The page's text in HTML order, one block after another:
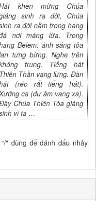
khen mừng Chúa
sinh ra đời, Chúa
ra đời nằm trong hang
nơi máng lừa. Trong
Belem: ánh sáng tỏa
tưng bừng. Nghe trên
trung. Tiếng hát
Thiên Thần vang lừng. Đàn
(réo rắt tiếng hát).
ca (dư âm vang xa).
Chúa Thiên Tòa giáng
vì ta …
" dùng để đánh dấu nhảy